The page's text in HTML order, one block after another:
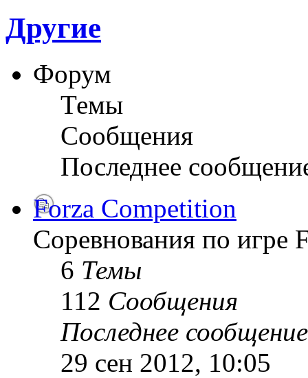
Другие
Форум
Темы
Сообщения
Последнее
Forza Competition
Соревнования по игре
6 Темы
112 Сообщения
Последнее сообщение
29 сен 2012, 10:05